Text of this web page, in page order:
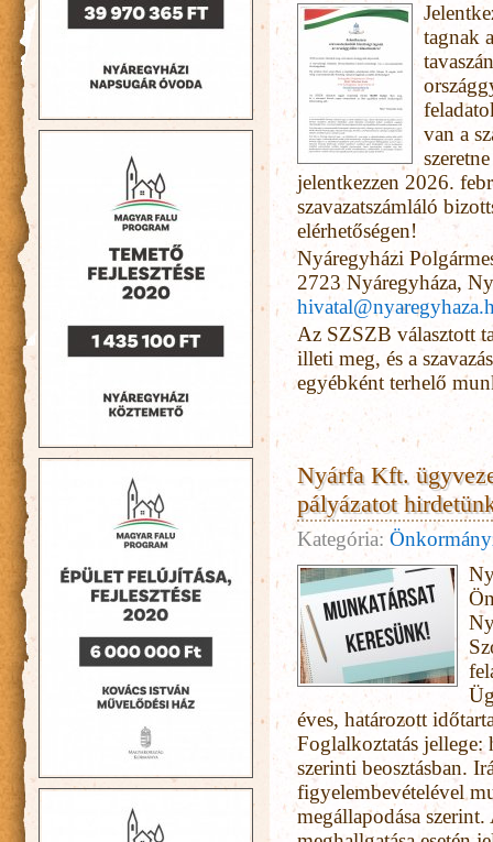
tagnak
van a
jelentkezzen 2026.
szavazatszámláló
elérhetőségen!
Nyáregyházi
2723 Nyáregyháza,
Az SZSZB választott
illeti meg, és a
egyébként terhelő
Nyárfa Kft.
pályázatot
Kategória:
éves, határozott
Foglalkoztatás jellege:
szerinti beosztásban.
figyelembevételével
megállapodása